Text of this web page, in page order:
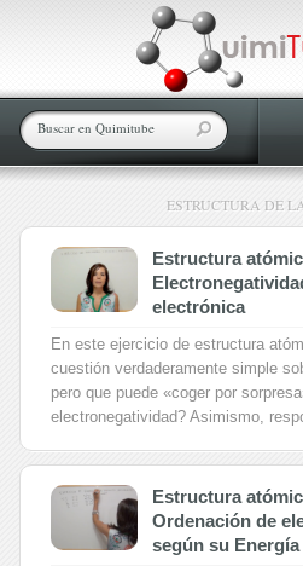
ESTRUCTURA DE
Estructura
electrónica
En este ejercicio de estructura
cuestión verdaderamente simple
pero que puede «coger por
electronegatividad? Asimismo,
Estructura
Ordenación de
según su